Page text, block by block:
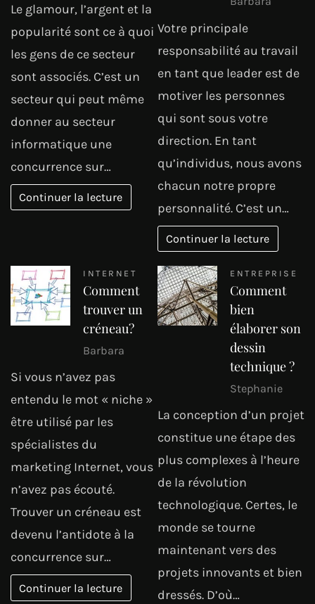
Le glamour, l’argent et la
popularité sont ce à quoi
les gens de ce secteur
sont associés. C’est un
secteur qui peut même
donner au secteur
informatique une
concurrence sur…
Continuer la lecture
Votre principale
responsabilité au travail
en tant que leader est de
motiver les personnes
qui sont sous votre
direction. En tant
qu’individus, nous avons
chacun notre propre
personnalité. C’est un…
Continuer la lecture
INTERNET
Comment
trouver un
créneau?
Barbara
Si vous n’avez pas
entendu le mot « niche »
être utilisé par les
spécialistes du
marketing Internet, vous
n’avez pas écouté.
Trouver un créneau est
devenu l’antidote à la
concurrence sur…
Continuer la lecture
ENTREPRISE
Comment
bien
élaborer son
dessin
technique ?
Stephanie
La conception d’un projet
constitue une étape des
plus complexes à l’heure
de la révolution
technologique. Certes, le
monde se tourne
maintenant vers des
projets innovants et bien
dressés. D’où…